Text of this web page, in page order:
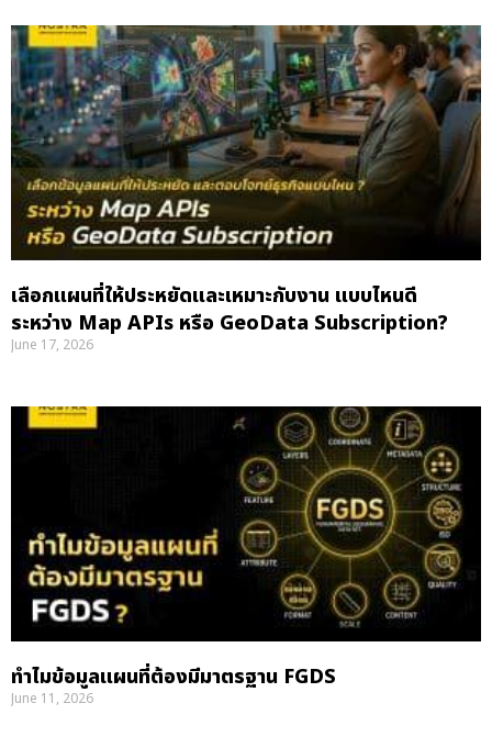
เลือกแผนที่ให้ประหยัดและเหมาะกับงาน แบบไหนดี
ระหว่าง Map APIs หรือ GeoData Subscription?
June 17, 2026
ทำไมข้อมูลแผนที่ต้องมีมาตรฐาน FGDS
June 11, 2026